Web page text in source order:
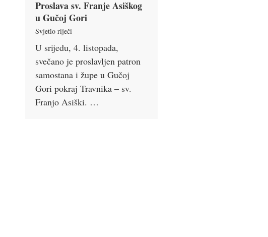
Proslava sv. Franje Asiškog
u Gučoj Gori
Svjetlo riječi
U srijedu, 4. listopada,
svečano je proslavljen patron
samostana i župe u Gučoj
Gori pokraj Travnika – sv.
Franjo Asiški. …